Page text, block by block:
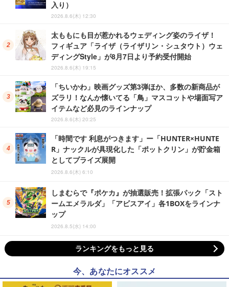
入り）
2026.8.6(木) 12:30
太ももにも目が惹かれるウェディング姿のライザ！
フィギュア「ライザ（ライザリン・シュタウト）ウェ
ディングStyle」が8月7日より予約受付開始
2026.8.6(木) 19:15
「ちいかわ」映画グッズ第3弾ほか、多数の新商品が
ズラリ！なんか懐いてる「鳥」マスコットや場面写ア
イテムなど必見のラインナップ
2026.8.6(木) 20:25
「時間です 利息がつきます」ー「HUNTER×HUNTE
R」ナックルが具現化した「ポットクリン」が貯金箱
としてプライズ展開
2026.8.6(木) 6:10
しまむらで『ポケカ』が抽選販売！拡張パック「スト
ームエメラルダ」「アビスアイ」各1BOXをラインナ
ップ
2026.8.5(水) 14:00
ランキングをもっと見る
今、あなたにオススメ